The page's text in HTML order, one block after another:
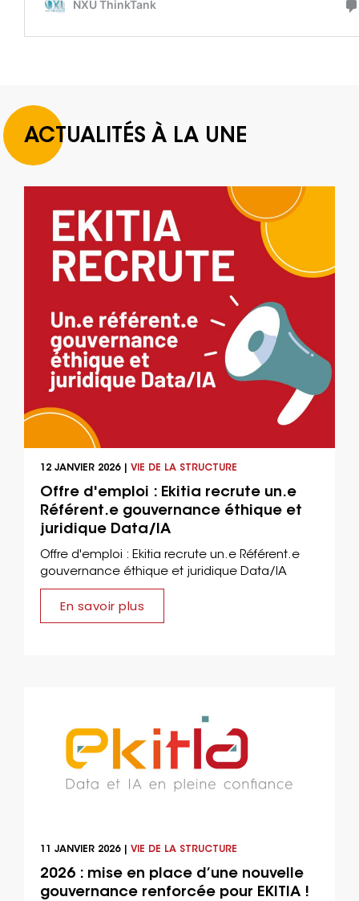
ACTUALITÉS À LA UNE
12 JANVIER 2026 | VIE DE LA STRUCTURE
Offre d'emploi : Ekitia recrute un.e
Référent.e gouvernance éthique et
juridique Data/IA
Offre d'emploi : Ekitia recrute un.e Référent.e
gouvernance éthique et juridique Data/IA
En savoir plus
11 JANVIER 2026 | VIE DE LA STRUCTURE
2026 : mise en place d’une nouvelle
gouvernance renforcée pour EKITIA !